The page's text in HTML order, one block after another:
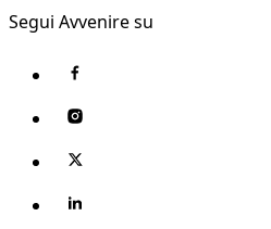
Segui Avvenire su